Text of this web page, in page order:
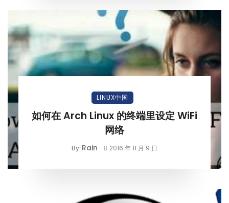
LINUX中国
如何在 Arch Linux 的终端里设定 WiFi
网络
By Rain 2016 年 11 月 9 日